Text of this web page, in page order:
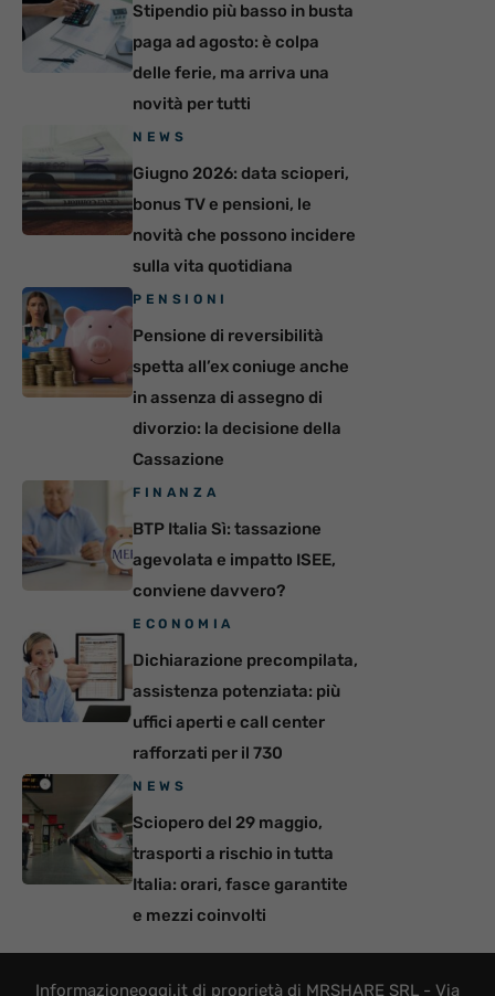
Stipendio più basso in busta
paga ad agosto: è colpa
delle ferie, ma arriva una
novità per tutti
NEWS
Giugno 2026: data scioperi,
bonus TV e pensioni, le
novità che possono incidere
sulla vita quotidiana
PENSIONI
Pensione di reversibilità
spetta all’ex coniuge anche
in assenza di assegno di
divorzio: la decisione della
Cassazione
FINANZA
BTP Italia Sì: tassazione
agevolata e impatto ISEE,
conviene davvero?
ECONOMIA
Dichiarazione precompilata,
assistenza potenziata: più
uffici aperti e call center
rafforzati per il 730
NEWS
Sciopero del 29 maggio,
trasporti a rischio in tutta
Italia: orari, fasce garantite
e mezzi coinvolti
Informazioneoggi.it di proprietà di MRSHARE SRL - Via